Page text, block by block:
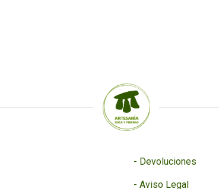
- Devoluciones
- Aviso Legal